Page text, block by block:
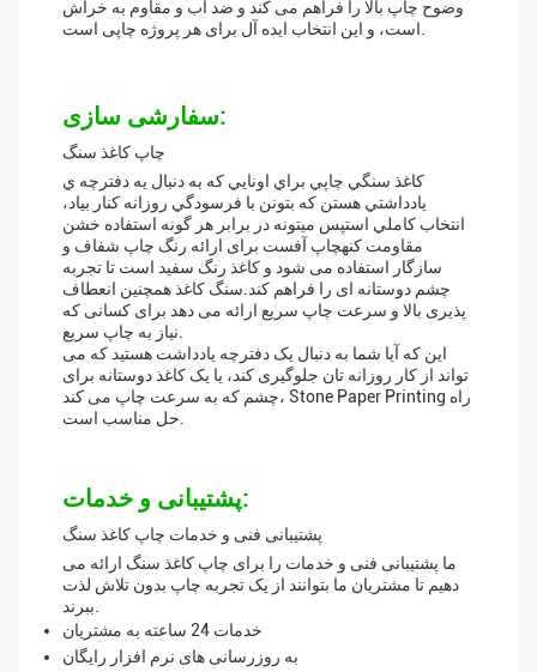
وضوح چاپ بالا را فراهم می کند و ضد آب و مقاوم به خراش
است، و این انتخاب ایده آل برای هر پروژه چاپی است.
سفارشی سازی:
چاپ کاغذ سنگ
کاغذ سنگي چاپي براي اونايي که به دنبال يه دفترچه ي
يادداشتي هستن که بتونن با فرسودگي روزانه کنار بياد،
انتخاب کاملي استپس ميتونه در برابر هر گونه استفاده خشن
مقاومت کنهچاپ آفست برای ارائه رنگ چاپ شفاف و
سازگار استفاده می شود و کاغذ رنگ سفید است تا تجربه
چشم دوستانه ای را فراهم کند.سنگ کاغذ همچنین انعطاف
پذیری بالا و سرعت چاپ سریع ارائه می دهد برای کسانی که
نیاز به چاپ سریع.
این که آیا شما به دنبال یک دفترچه یادداشت هستید که می
تواند از کار روزانه تان جلوگیری کند، یا یک کاغذ دوستانه برای
چشم که به سرعت چاپ می کند، Stone Paper Printing راه
حل مناسب است.
پشتیبانی و خدمات:
پشتیبانی فنی و خدمات چاپ کاغذ سنگ
ما پشتیبانی فنی و خدمات را برای چاپ کاغذ سنگ ارائه می
دهیم تا مشتریان ما بتوانند از یک تجربه چاپ بدون تلاش لذت
ببرند.
خدمات 24 ساعته به مشتریان
به روزرسانی های نرم افزار رایگان